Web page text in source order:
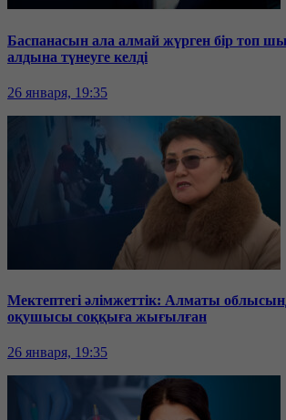
Баспанасын ала алмай жүрген бір топ
алдына түнеуге келді
26 января, 19:35
Мектептегі әлімжеттік: Алматы
оқушысы соққыға жығылған
26 января, 19:35